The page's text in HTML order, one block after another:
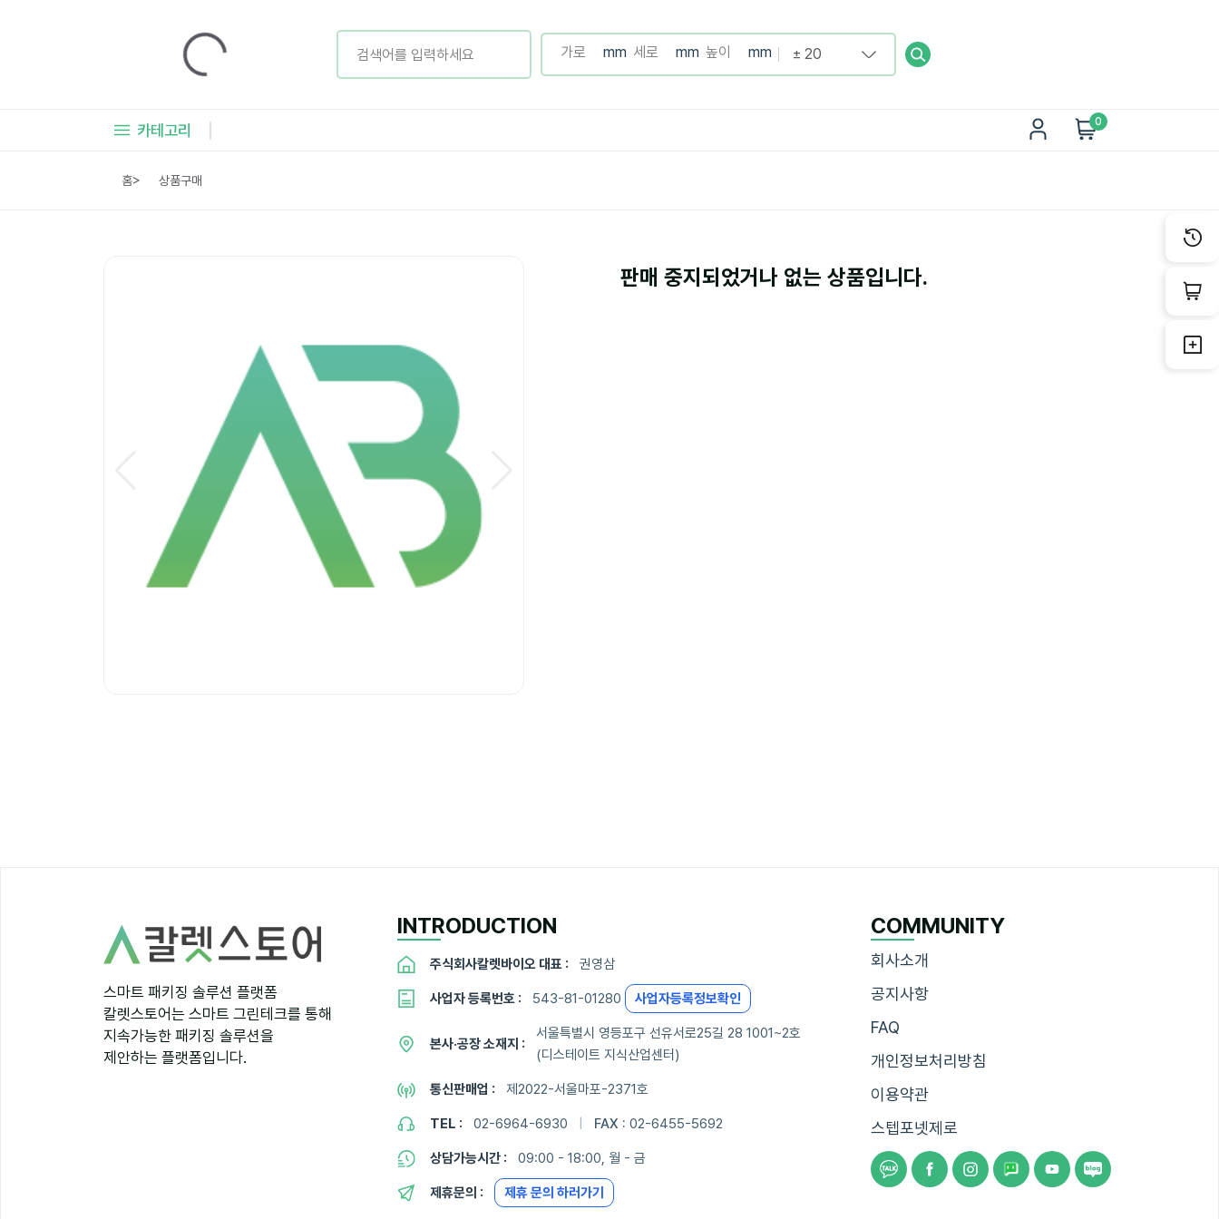
카테고리 0
홈> 상품구매
판매 중지되었거나 없는 상품입니다.
스마트 패키징 솔루션 플랫폼
칼렛스토어는 스마트 그린테크를 통해
지속가능한 패키징 솔루션을
제안하는 플랫폼입니다.
INTRODUCTION
주식회사칼렛바이오 대표 : 권영삼
사업자 등록번호 : 543-81-01280 사업자등록정보확인
본사·공장 소재지 :
서울특별시 영등포구 선유서로25길 28 1001~2호
(디스테이트 지식산업센터)
통신판매업 : 제2022-서울마포-2371호
TEL : 02-6964-6930 FAX : 02-6455-5692
상담가능시간 : 09:00 - 18:00, 월 - 금
제휴문의 : 제휴 문의 하러가기
COMMUNITY
회사소개
공지사항
FAQ
개인정보처리방침
이용약관
스텝포넷제로